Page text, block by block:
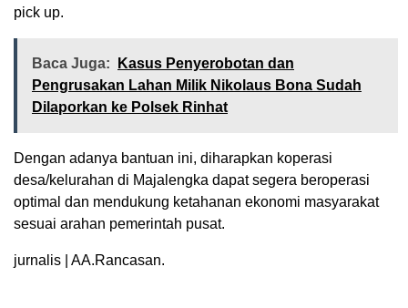
pick up.
Baca Juga:
Kasus Penyerobotan dan
Pengrusakan Lahan Milik Nikolaus Bona Sudah
Dilaporkan ke Polsek Rinhat
Dengan adanya bantuan ini, diharapkan koperasi
desa/kelurahan di Majalengka dapat segera beroperasi
optimal dan mendukung ketahanan ekonomi masyarakat
sesuai arahan pemerintah pusat.
jurnalis | AA.Rancasan.